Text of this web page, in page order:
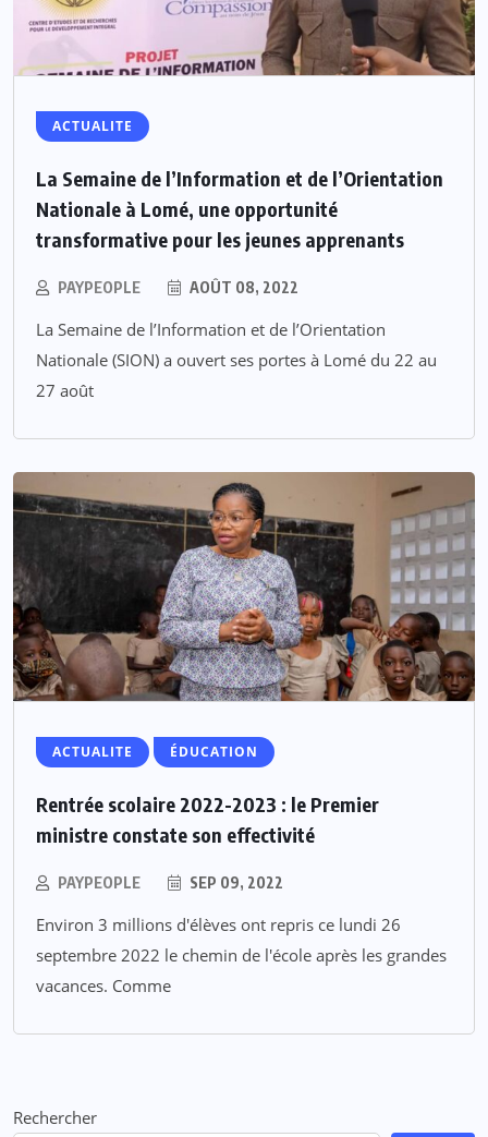
ACTUALITE
La Semaine de l’Information et de l’Orientation
Nationale à Lomé, une opportunité
transformative pour les jeunes apprenants
PAYPEOPLE AOÛT 08, 2022
La Semaine de l’Information et de l’Orientation
Nationale (SION) a ouvert ses portes à Lomé du 22 au
27 août
ACTUALITE ÉDUCATION
Rentrée scolaire 2022-2023 : le Premier
ministre constate son effectivité
PAYPEOPLE SEP 09, 2022
Environ 3 millions d'élèves ont repris ce lundi 26
septembre 2022 le chemin de l'école après les grandes
vacances. Comme
Rechercher